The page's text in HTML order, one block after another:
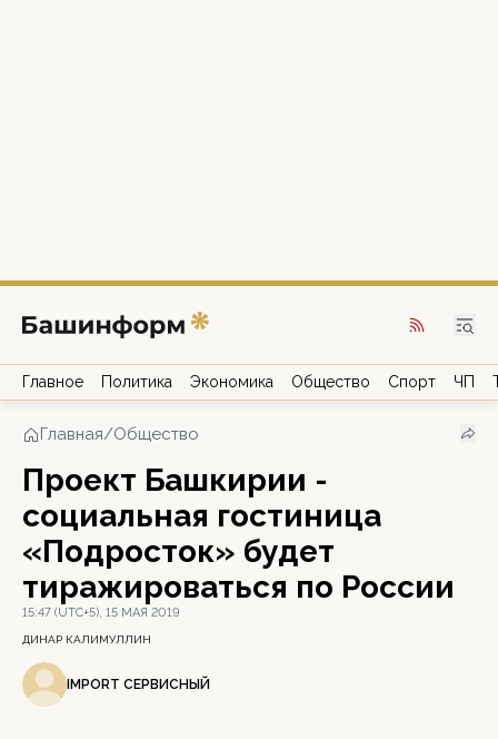
Главное Политика Экономика Общество Спорт ЧП
Главная/Общество
Проект Башкирии -
социальная гостиница
«Подросток» будет
тиражироваться по России
15:47 (UTC+5), 15 МАЯ 2019
ДИНАР КАЛИМУЛЛИН
IMPORT СЕРВИСНЫЙ